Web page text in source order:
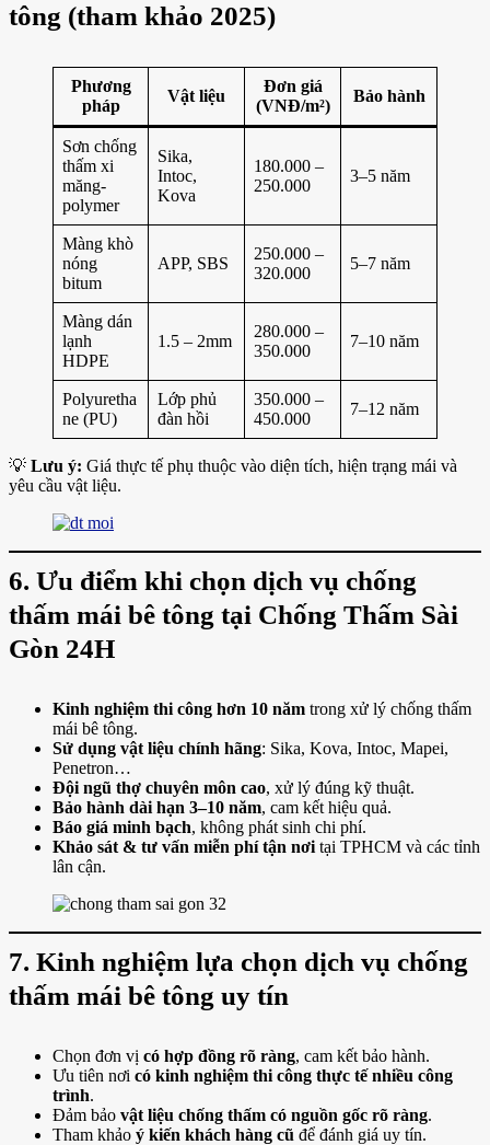
tông (tham khảo 2025)
Phương
pháp
Vật liệu
Đơn giá
(VNĐ/m²)
Bảo hành
Sơn chống
thấm xi
măng-
polymer
Sika,
Intoc,
Kova
180.000 –
250.000
3–5 năm
Màng khò
nóng
bitum
APP, SBS
250.000 –
320.000
5–7 năm
Màng dán
lạnh
HDPE
1.5 – 2mm
280.000 –
350.000
7–10 năm
Polyuretha
ne (PU)
Lớp phủ
đàn hồi
350.000 –
450.000
7–12 năm
💡 Lưu ý: Giá thực tế phụ thuộc vào diện tích, hiện trạng mái và
yêu cầu vật liệu.
6. Ưu điểm khi chọn dịch vụ chống
thấm mái bê tông tại Chống Thấm Sài
Gòn 24H
Kinh nghiệm thi công hơn 10 năm trong xử lý chống thấm
mái bê tông.
Sử dụng vật liệu chính hãng: Sika, Kova, Intoc, Mapei,
Penetron…
Đội ngũ thợ chuyên môn cao, xử lý đúng kỹ thuật.
Bảo hành dài hạn 3–10 năm, cam kết hiệu quả.
Báo giá minh bạch, không phát sinh chi phí.
Khảo sát & tư vấn miễn phí tận nơi tại TPHCM và các tỉnh
lân cận.
7. Kinh nghiệm lựa chọn dịch vụ chống
thấm mái bê tông uy tín
Chọn đơn vị có hợp đồng rõ ràng, cam kết bảo hành.
Ưu tiên nơi có kinh nghiệm thi công thực tế nhiều công
trình.
Đảm bảo vật liệu chống thấm có nguồn gốc rõ ràng.
Tham khảo ý kiến khách hàng cũ để đánh giá uy tín.